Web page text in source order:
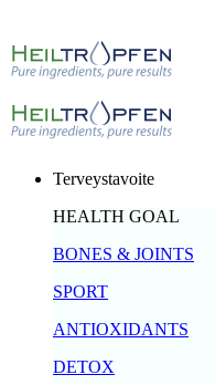
Terveystavoite
HEALTH GOAL
BONES & JOINTS
SPORT
ANTIOXIDANTS
DETOX